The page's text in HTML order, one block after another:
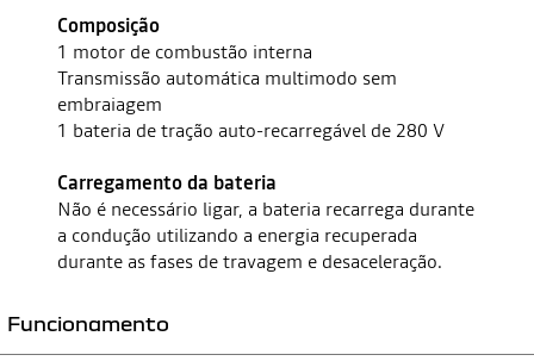
Composição
1 motor de combustão interna
Transmissão automática multimodo sem
embraiagem
1 bateria de tração auto-recarregável de 280 V
Carregamento da bateria
Não é necessário ligar, a bateria recarrega durante
a condução utilizando a energia recuperada
durante as fases de travagem e desaceleração.
Funcionamento